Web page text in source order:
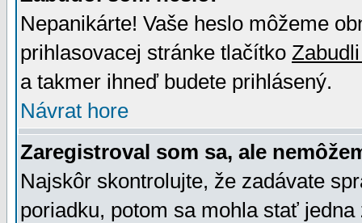
Nepanikárte! Vaše heslo môžeme
prihlasovacej stránke tlačítko
a takmer ihneď budete prihlásený.
Návrat hore
Zaregistroval som sa, ale
Najskôr skontrolujte, že zadávate
poriadku, potom sa mohla stať